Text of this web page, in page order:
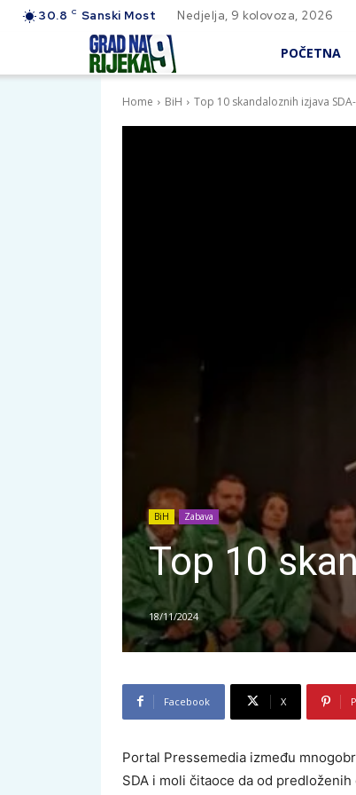
30.8 C Sanski Most Nedjelja, 9 kolovoza, 2026
POČETNA
Home BiH Top 10 skandaloznih izjava
BiH Zabava
Top 10
18/11/2024
Facebook X
Portal Pressemedia između
SDA i moli čitaoce da od